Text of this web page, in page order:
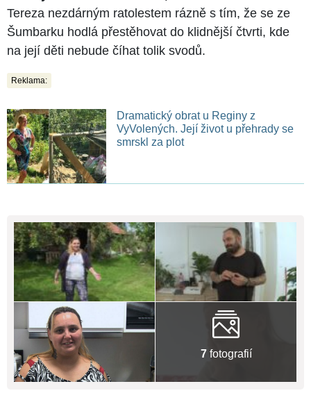
Tereza nezdárným ratolestem rázně s tím, že se ze
Šumbarku hodlá přestěhovat do klidnější čtvrti, kde
na její děti nebude číhat tolik svodů.
Reklama:
Dramatický obrat u Reginy z
VyVolených. Její život u přehrady se
smrskl za plot
7fotografií